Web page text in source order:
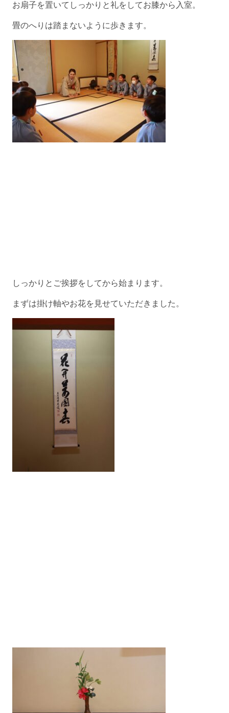
お扇子を置いてしっかりと礼をしてお膝から入室。
畳のへりは踏まないように歩きます。
しっかりとご挨拶をしてから始まります。
まずは掛け軸やお花を見せていただきました。